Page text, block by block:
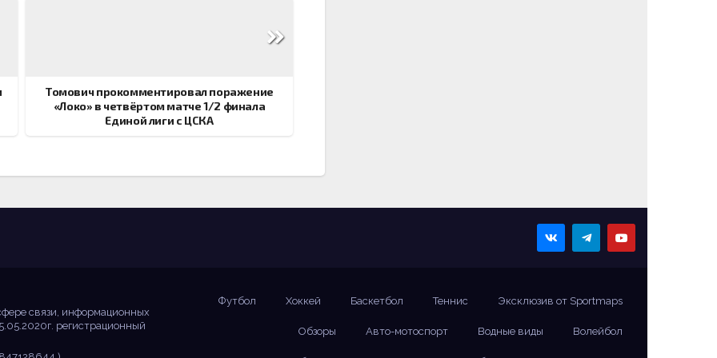
Томович прокомментировал поражение
«Локо» в четвёртом матче 1/2 финала
Единой лиги с ЦСКА
связи, информационных
регистрационный
Футбол Хоккей Баскетбол Теннис Эксклюзив от Sportmaps
Обзоры Авто-мотоспорт Водные виды Волейбол